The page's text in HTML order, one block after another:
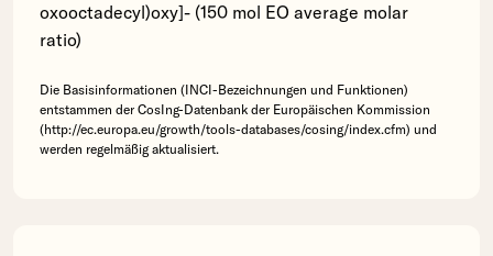
oxooctadecyl)oxy]- (150 mol EO average molar
ratio)
Die Basisinformationen (INCI-Bezeichnungen und Funktionen)
entstammen der CosIng-Datenbank der Europäischen Kommission
(http://ec.europa.eu/growth/tools-databases/cosing/index.cfm) und
werden regelmäßig aktualisiert.